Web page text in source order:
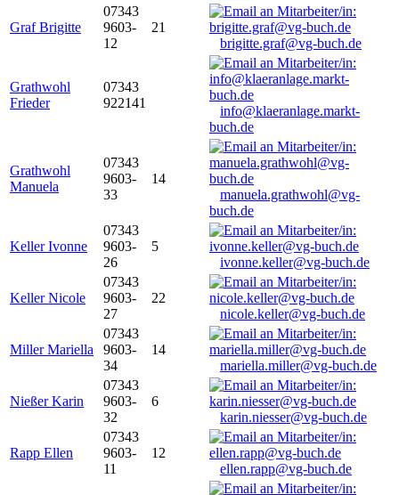
Graf Brigitte
07343
9603-
12
21
brigitte.graf@vg-buch.de
Grathwohl
Frieder
07343
922141
info@klaeranlage.markt-
buch.de
Grathwohl
Manuela
07343
9603-
33
14
manuela.grathwohl@vg-
buch.de
Keller Ivonne
07343
9603-
26
5
ivonne.keller@vg-buch.de
Keller Nicole
07343
9603-
27
22
nicole.keller@vg-buch.de
Miller Mariella
07343
9603-
34
14
mariella.miller@vg-buch.de
Nießer Karin
07343
9603-
32
6
karin.niesser@vg-buch.de
Rapp Ellen
07343
9603-
11
12
ellen.rapp@vg-buch.de